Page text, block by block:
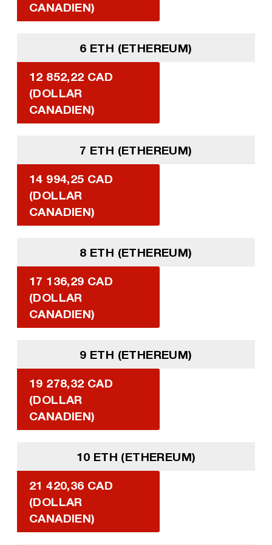
CANADIEN)
6 ETH (ETHEREUM)
12 852,22 CAD
(DOLLAR
CANADIEN)
7 ETH (ETHEREUM)
14 994,25 CAD
(DOLLAR
CANADIEN)
8 ETH (ETHEREUM)
17 136,29 CAD
(DOLLAR
CANADIEN)
9 ETH (ETHEREUM)
19 278,32 CAD
(DOLLAR
CANADIEN)
10 ETH (ETHEREUM)
21 420,36 CAD
(DOLLAR
CANADIEN)